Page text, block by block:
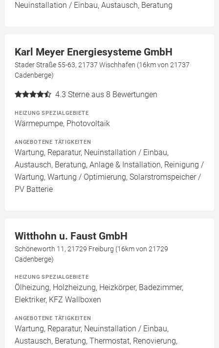
Neuinstallation / Einbau, Austausch, Beratung
Karl Meyer Energiesysteme GmbH
Stader Straße 55-63, 21737 Wischhafen (16km von 21737
Cadenberge)
4.3 Sterne aus 8 Bewertungen
HEIZUNG SPEZIALGEBIETE
Wärmepumpe, Photovoltaik
ANGEBOTENE TÄTIGKEITEN
Wartung, Reparatur, Neuinstallation / Einbau,
Austausch, Beratung, Anlage & Installation, Reinigung /
Wartung, Wartung / Optimierung, Solarstromspeicher /
PV Batterie
Witthohn u. Faust GmbH
Schöneworth 11, 21729 Freiburg (16km von 21729
Cadenberge)
HEIZUNG SPEZIALGEBIETE
Ölheizung, Holzheizung, Heizkörper, Badezimmer,
Elektriker, KFZ Wallboxen
ANGEBOTENE TÄTIGKEITEN
Wartung, Reparatur, Neuinstallation / Einbau,
Austausch, Beratung, Thermostat, Renovierung,